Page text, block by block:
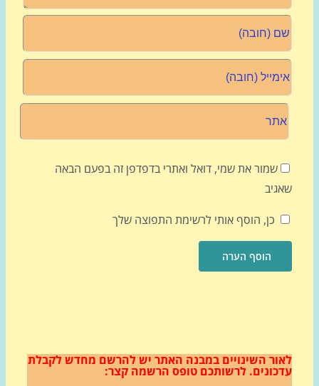
שמור את שמי, דואל ואתרי בדפדפן זה בפעם הבאה
כן, הוסף אותי לרשימת התפוצה שלך
השינויים במבנה האתריש להרשם מחדש לקבלת
לרשותכם טופס הרשמה קצר: